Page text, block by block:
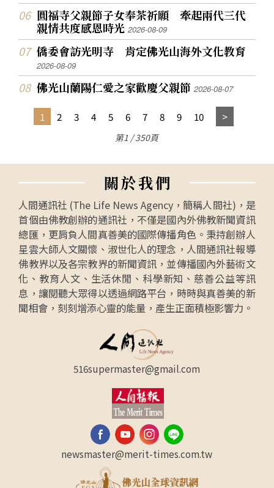
圓福寺父親節子女奉茶祈願 牽起兩代三代
親情共度感恩時光2026-08-09
僑委會訪光明寺 肯定佛光山海外文化教育
2026-08-09
佛光山蘭陽仁愛之家歡慶父親節2026-08-07
1 2 3 4 5 6 7 8 9 10
第1 / 350頁
關於我們
人間通訊社 (The Life News Agency，簡稱人間社)，是
首個由佛教創辦的通訊社，不僅是國內外佛教新聞資訊
總匯，更肩負人間真善美的國際傳播角色。秉持創辦人
星雲大師人文關懷、淑世化人的理念，人間通訊社報導
佛教界以及各宗教界的新聞資訊，並傳播國內外藝術文
化、教育人文、生活休閒、科學新知、慈善公益等訊
息，讓閱聽大眾得以透過網路平台，時時與真善美的新
聞相會，刻刻增添心靈的能量，產生正面積極影響力。
516supermaster@gmail.com
newsmaster@merit-times.com.tw